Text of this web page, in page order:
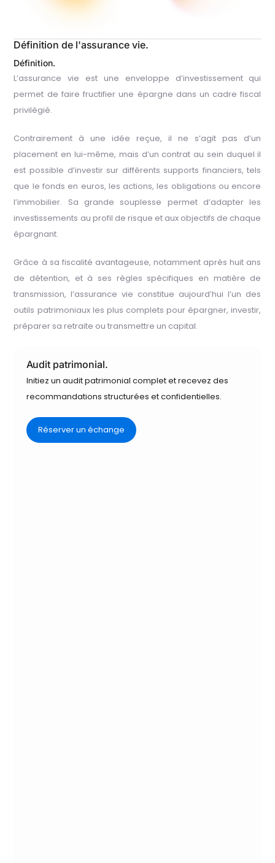
Définition de l'assurance vie.
Définition.
L’assurance vie est une enveloppe d’investissement qui
permet de faire fructifier une épargne dans un cadre fiscal
privilégié.
Contrairement à une idée reçue, il ne s’agit pas d’un
placement en lui-même, mais d’un contrat au sein duquel il
est possible d’investir sur différents supports financiers, tels
que le fonds en euros, les actions, les obligations ou encore
l’immobilier. Sa grande souplesse permet d’adapter les
investissements au profil de risque et aux objectifs de chaque
épargnant.
Grâce à sa fiscalité avantageuse, notamment après huit ans
de détention, et à ses règles spécifiques en matière de
transmission, l’assurance vie constitue aujourd’hui l’un des
outils patrimoniaux les plus complets pour épargner, investir,
préparer sa retraite ou transmettre un capital.
Audit patrimonial.
Initiez un audit patrimonial complet et recevez des
recommandations structurées et confidentielles.
Réserver un échange